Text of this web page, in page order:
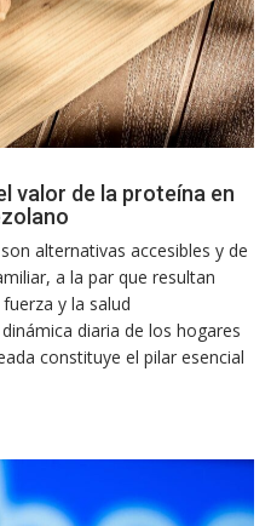
valor de la proteína en
alternativas accesibles y de
a la par que resultan
y la salud
diaria de los hogares
constituye el pilar esencial